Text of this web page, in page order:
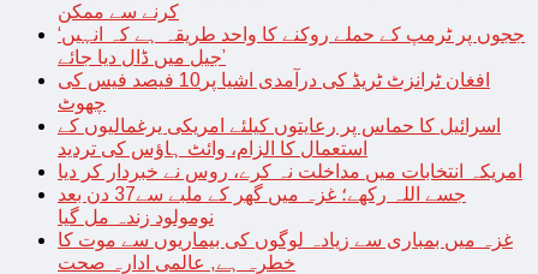
کرنے سے ممکن
‘ججوں پر ٹرمپ کے حملے روکنے کا واحد طریقہ ہے کہ انہیں
جیل میں ڈال دیا جائے’
افغان ٹرانزٹ ٹریڈ کی درآمدی اشیا پر10 فیصد فیس کی
چھوٹ
اسرائیل کا حماس پر رعایتوں کیلئے امریکی یرغمالیوں کے
استعمال کا الزام، وائٹ ہاؤس کی تردید
امریکہ انتخابات میں مداخلت نہ کرے، روس نے خبردار کر دیا
جسے اللہ رکھے؛ غزہ میں گھر کے ملبے سے37 دن بعد
نومولود زندہ مل گیا
غزہ میں بمباری سے زیادہ لوگوں کی بیماریوں سے موت کا
خطرہ ہے, عالمی ادارہ صحت